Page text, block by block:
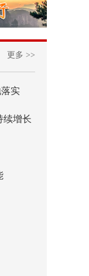
更多 >>
实
续增长